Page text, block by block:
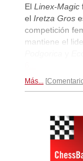
El Linex-Magic
el Iretza Gros
competición
mantiene el
Más...